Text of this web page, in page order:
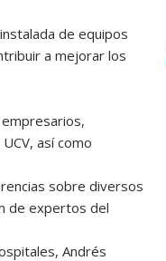
de equipos
a mejorar los
así como
sobre diversos
de expertos del
Andrés